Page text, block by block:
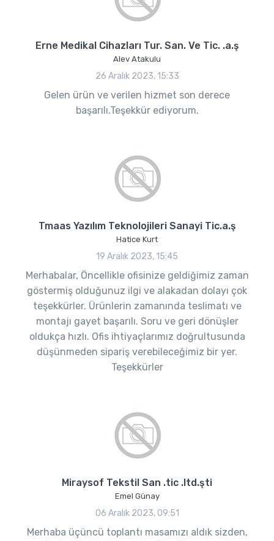
Erne Medikal Cihazları Tur. San. Ve Tic. .a.ş
Alev Atakulu
26 Aralık 2023, 15:33
Gelen ürün ve verilen hizmet son derece
başarılı.Teşekkür ediyorum.
Tmaas Yazılım Teknolojileri Sanayi Tic.a.ş
Hatice Kurt
19 Aralık 2023, 15:45
Merhabalar, Öncellikle ofisinize geldiğimiz zaman
göstermiş olduğunuz ilgi ve alakadan dolayı çok
teşekkürler. Ürünlerin zamanında teslimatı ve
montajı gayet başarılı. Soru ve geri dönüşler
oldukça hızlı. Ofis ihtiyaçlarımız doğrultusunda
düşünmeden sipariş verebileceğimiz bir yer.
Teşekkürler
Miraysof Tekstil San .tic .ltd.şti
Emel Günay
06 Aralık 2023, 09:51
Merhaba üçüncü toplantı masamızı aldık sizden,